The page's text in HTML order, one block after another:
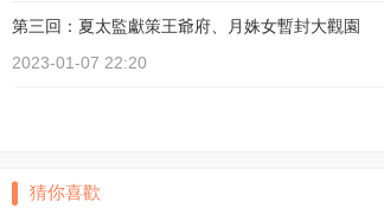
第三回：夏太監獻策王爺府、月姝女暫封大觀園
2023-01-07 22:20
猜你喜歡